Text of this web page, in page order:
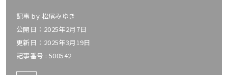
記事 by 松尾みゆき
公開日：2025年2月7日
更新日：2025年3月19日
記事番号 : 500542